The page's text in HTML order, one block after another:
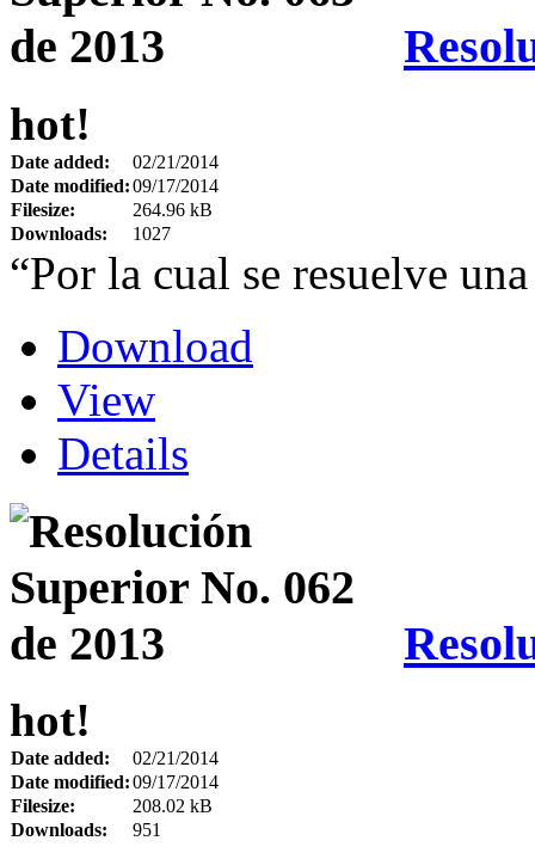
hot!
Date added:
02/21/2014
Date modified:09/17/2014
Filesize:
264.96 kB
Downloads:
1027
“Por la cual se resuelve
Download
View
Details
hot!
Date added:
02/21/2014
Date modified:09/17/2014
Filesize:
208.02 kB
Downloads:
951